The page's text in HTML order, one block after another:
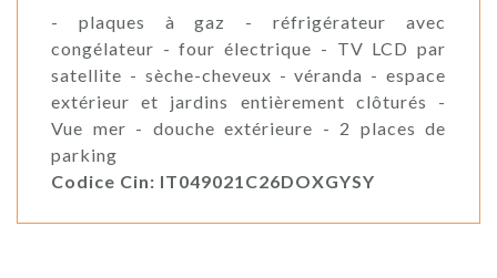
- plaques à gaz - réfrigérateur avec
congélateur - four électrique - TV LCD par
satellite - sèche-cheveux - véranda - espace
extérieur et jardins entièrement clôturés -
Vue mer - douche extérieure - 2 places de
parking
Codice Cin: IT049021C26DOXGYSY